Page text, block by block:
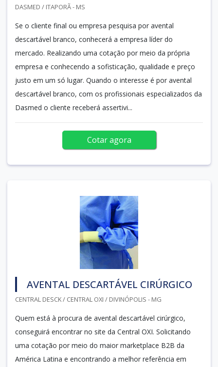
DASMED / ITAPORÃ - MS
Se o cliente final ou empresa pesquisa por avental
descartável branco, conhecerá a empresa líder do
mercado. Realizando uma cotação por meio da própria
empresa e conhecendo a sofisticação, qualidade e preço
justo em um só lugar. Quando o interesse é por avental
descartável branco, com os profissionais especializados da
Dasmed o cliente receberá assertivi...
Cotar agora
AVENTAL DESCARTÁVEL CIRÚRGICO
CENTRAL DESCK / CENTRAL OXI / DIVINÓPOLIS - MG
Quem está à procura de avental descartável cirúrgico,
conseguirá encontrar no site da Central OXI. Solicitando
uma cotação por meio do maior marketplace B2B da
América Latina e encontrando a melhor referência em